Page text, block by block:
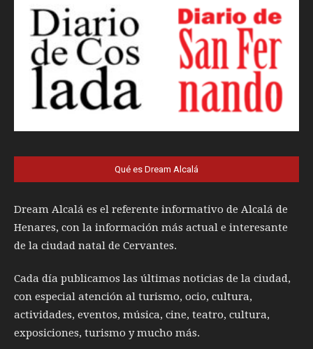
Qué es Dream Alcalá
Dream Alcalá es el referente informativo de Alcalá de
Henares, con la información más actual e interesante
de la ciudad natal de Cervantes.
Cada día publicamos las últimas noticias de la ciudad,
con especial atención al turismo, ocio, cultura,
actividades, eventos, música, cine, teatro, cultura,
exposiciones, turismo y mucho más.